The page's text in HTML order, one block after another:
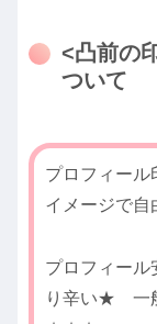
<凸前の
ついて
プロフィー
イメージで自
プロフィー
り辛い★ 一